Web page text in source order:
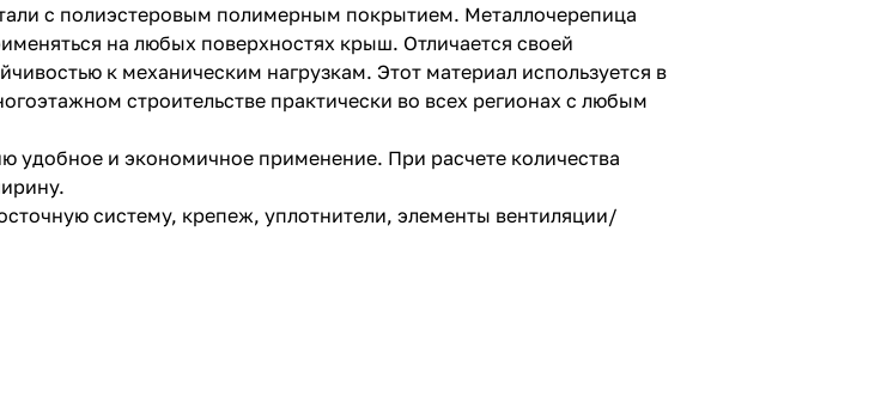
с полиэстеровым полимерным покрытием. Металлочерепица
на любых поверхностях крыш. Отличается своей
к механическим нагрузкам. Этот материал используется в
строительстве практически во всех регионах с любым
удобное и экономичное применение. При расчете количества
систему, крепеж, уплотнители, элементы вентиляции/